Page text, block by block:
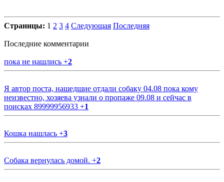
Страницы: 1 2 3 4 Следующая Последняя
Последние комментарии
пока не нашлись +2
Я автор поста, нашедшие отдали собаку 04.08 пока кому
неизвестно, хозяева узнали о пропаже 09.08 и сейчас в
поисках 89999956933 +1
Кошка нашлась +3
Собака вернулась домой. +2